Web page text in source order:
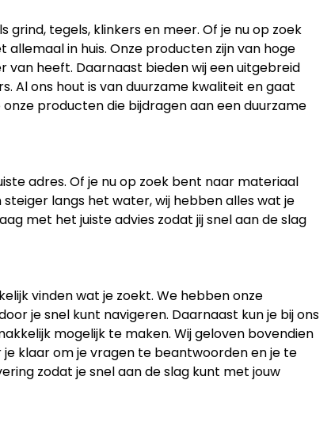
tegels, klinkers en meer. Of je nu op zoek
in huis. Onze producten zijn van hoge
van heeft. Daarnaast bieden wij een uitgebreid
Al ons hout is van duurzame kwaliteit en gaat
producten die bijdragen aan een duurzame
adres. Of je nu op zoek bent naar materiaal
langs het water, wij hebben alles wat je
met het juiste advies zodat jij snel aan de slag
vinden wat je zoekt. We hebben onze
je snel kunt navigeren. Daarnaast kun je bij ons
mogelijk te maken. Wij geloven bovendien
klaar om je vragen te beantwoorden en je te
zodat je snel aan de slag kunt met jouw